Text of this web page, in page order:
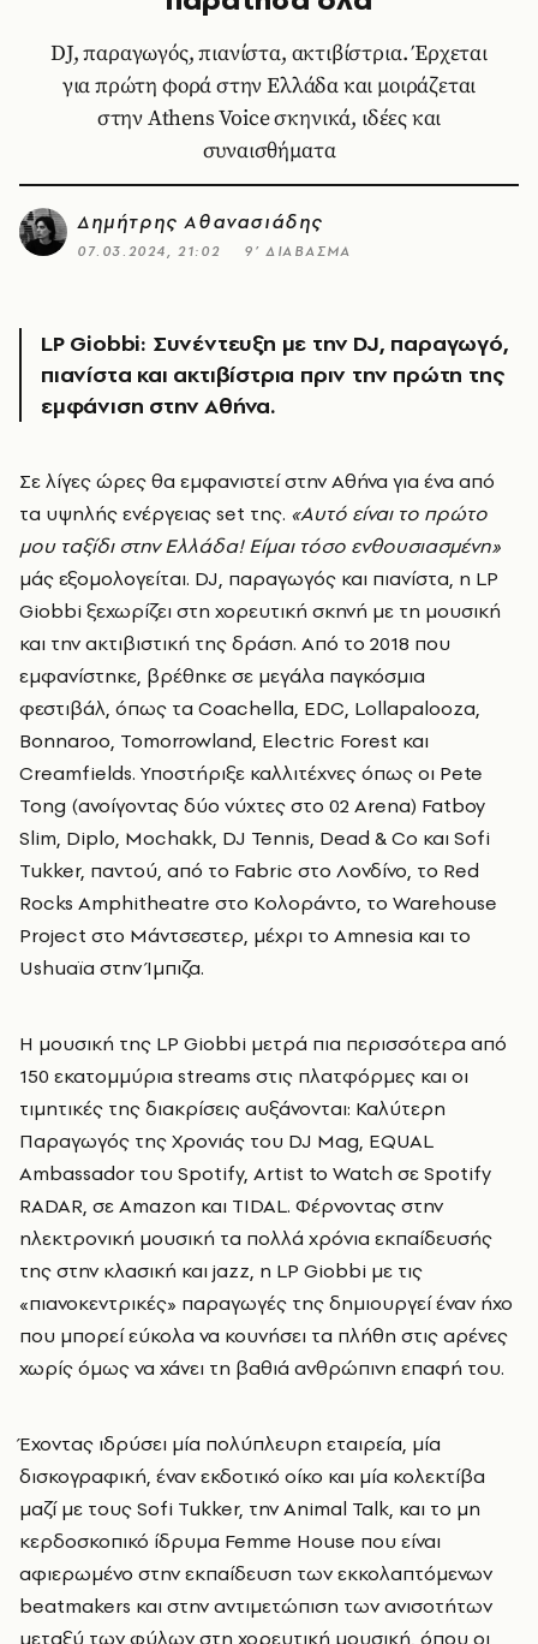
DJ, παραγωγός, πιανίστα, ακτιβίστρια. Έρχεται
για πρώτη φορά στην Ελλάδα και μοιράζεται
στην Athens Voice σκηνικά, ιδέες και
συναισθήματα
Δημήτρης Αθανασιάδης
07.03.2024, 21:02 9’ ΔΙΑΒΑΣΜΑ
LP Giobbi: Συνέντευξη με την DJ, παραγωγό,
πιανίστα και ακτιβίστρια πριν την πρώτη της
εμφάνιση στην Αθήνα.
Σε λίγες ώρες θα εμφανιστεί στην Αθήνα για ένα από
τα υψηλής ενέργειας set της. «Αυτό είναι το πρώτο
μου ταξίδι στην Ελλάδα! Είμαι τόσο ενθουσιασμένη»
μάς εξομολογείται. DJ, παραγωγός και πιανίστα, η LP
Giobbi ξεχωρίζει στη χορευτική σκηνή με τη μουσική
και την ακτιβιστική της δράση. Από το 2018 που
εμφανίστηκε, βρέθηκε σε μεγάλα παγκόσμια
φεστιβάλ, όπως τα Coachella, EDC, Lollapalooza,
Bonnaroo, Tomorrowland, Electric Forest και
Creamfields. Υποστήριξε καλλιτέχνες όπως οι Pete
Tong (ανοίγοντας δύο νύχτες στο 02 Arena) Fatboy
Slim, Diplo, Mochakk, DJ Tennis, Dead & Co και Sofi
Tukker, παντού, από το Fabric στο Λονδίνο, το Red
Rocks Amphitheatre στο Κολοράντο, το Warehouse
Project στο Μάντσεστερ, μέχρι το Amnesia και το
Ushuaïa στην Ίμπιζα.
Η μουσική της LP Giobbi μετρά πια περισσότερα από
150 εκατομμύρια streams στις πλατφόρμες και οι
τιμητικές της διακρίσεις αυξάνονται: Καλύτερη
Παραγωγός της Χρονιάς του DJ Mag, EQUAL
Ambassador του Spotify, Artist to Watch σε Spotify
RADAR, σε Amazon και TIDAL. Φέρνοντας στην
ηλεκτρονική μουσική τα πολλά χρόνια εκπαίδευσής
της στην κλασική και jazz, η LP Giobbi με τις
«πιανοκεντρικές» παραγωγές της δημιουργεί έναν ήχο
που μπορεί εύκολα να κουνήσει τα πλήθη στις αρένες
χωρίς όμως να χάνει τη βαθιά ανθρώπινη επαφή του.
Έχοντας ιδρύσει μία πολύπλευρη εταιρεία, μία
δισκογραφική, έναν εκδοτικό οίκο και μία κολεκτίβα
μαζί με τους Sofi Tukker, την Animal Talk, και το μη
κερδοσκοπικό ίδρυμα Femme House που είναι
αφιερωμένο στην εκπαίδευση των εκκολαπτόμενων
beatmakers και στην αντιμετώπιση των ανισοτήτων
μεταξύ των φύλων στη χορευτική μουσική, όπου οι